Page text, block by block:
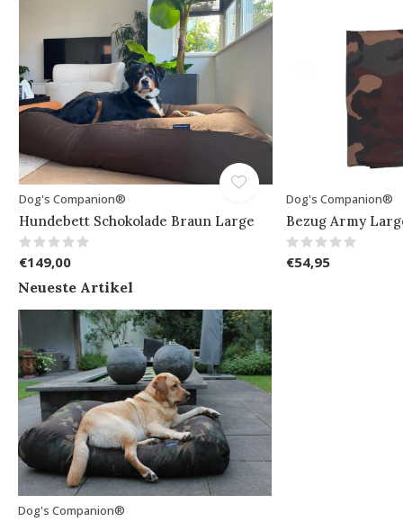
Dog's Companion®
Hundebett Schokolade Braun Large
€149,00
Dog's Companion®
Bezug Army
€54,95
Neueste Artikel
Dog's Companion®